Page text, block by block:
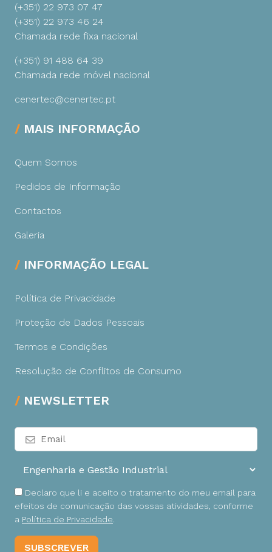
(+351) 22 973 07 47
(+351) 22 973 46 24
Chamada rede fixa nacional
(+351) 91 488 64 39
Chamada rede móvel nacional
cenertec@cenertec.pt
MAIS INFORMAÇÃO
Quem Somos
Pedidos de Informação
Contactos
Galeria
INFORMAÇÃO LEGAL
Política de Privacidade
Proteção de Dados Pessoais
Termos e Condições
Resolução de Conflitos de Consumo
NEWSLETTER
Declaro que li e aceito o tratamento do meu email para
efeitos de comunicação das vossas atividades, conforme
a Política de Privacidade